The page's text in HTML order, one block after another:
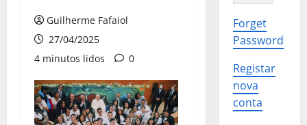
Guilherme Fafaiol
27/04/2025
4 minutos lidos
0
Forget
Password
Registar
nova
conta